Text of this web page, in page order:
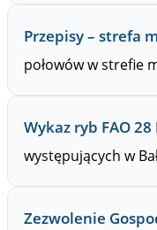
Przepisy – strefa
połowów w strefie
Wykaz ryb FAO 28
występujących w
Zezwolenie